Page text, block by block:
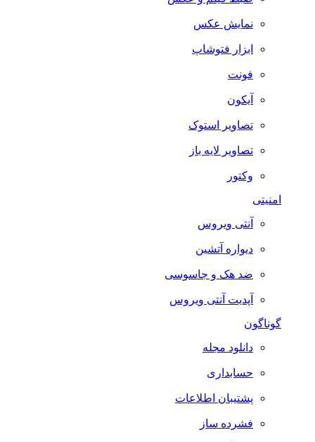
نمایش عکس
ابزار فتوشاپ
فونت
آیکون
تصاویر استوک
تصاویر لایه باز
وکتور
امنیتی
آنتی ویروس
دیواره آتشین
ضد هک و جاسوسی
آپدیت آنتی ویروس
گوناگون
دانلود مجله
حسابداری
پشتیبان اطلاعات
فشرده ساز